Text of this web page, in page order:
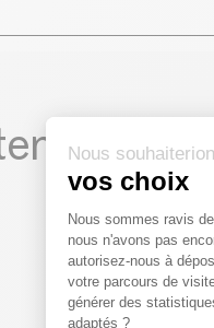
Nous
vos choix
Plateforme
Nous sommes ravis
nous n'avons pas
autorisez-nous à
votre parcours de
générer des
adaptés ?